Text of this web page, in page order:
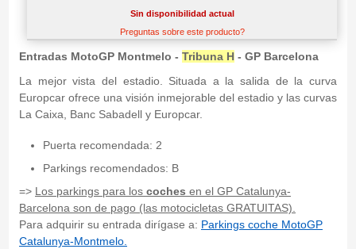
Sin disponibilidad actual
Preguntas sobre este producto?
Entradas MotoGP Montmelo - Tribuna H- GP Barcelona
La mejor vista del estadio. Situada a la salida de la curva
Europcar ofrece una visión inmejorable del estadio y las curvas
La Caixa, Banc Sabadell y Europcar.
Puerta recomendada: 2
Parkings recomendados: B
=> Los parkings para los coches en el GP Catalunya-
Barcelona son de pago (las motocicletas GRATUITAS).
Para adquirir su entrada dirígase a: Parkings coche MotoGP
Catalunya-Montmelo.